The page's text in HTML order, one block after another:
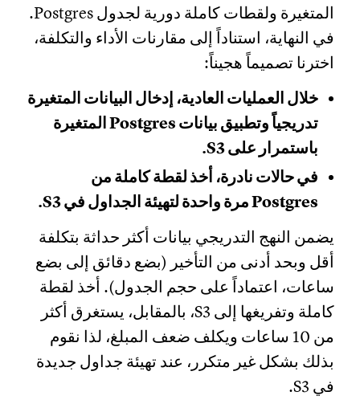
المتغيرة ولقطات كاملة دورية لجدول Postgres.
في النهاية، استناداً إلى مقارنات الأداء والتكلفة،
اخترنا تصميماً هجيناً:
خلال العمليات العادية، إدخال البيانات المتغيرة
تدريجياً وتطبيق بيانات Postgres المتغيرة
باستمرار على S3.
في حالات نادرة، أخذ لقطة كاملة من
Postgres مرة واحدة لتهيئة الجداول في S3.
يضمن النهج التدريجي بيانات أكثر حداثة بتكلفة
أقل وبحد أدنى من التأخير (بضع دقائق إلى بضع
ساعات، اعتماداً على حجم الجدول). أخذ لقطة
كاملة وتفريغها إلى S3، بالمقابل، يستغرق أكثر
من 10 ساعات ويكلف ضعف المبلغ، لذا نقوم
بذلك بشكل غير متكرر، عند تهيئة جداول جديدة